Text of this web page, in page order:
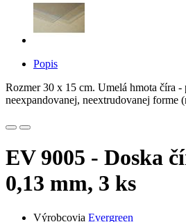
Popis
Rozmer 30 x 15 cm. Umelá hmota číra
neexpandovanej, neextrudovanej forme
EV 9005 - Doska
0,13 mm, 3 ks
Výrobcovia Evergreen